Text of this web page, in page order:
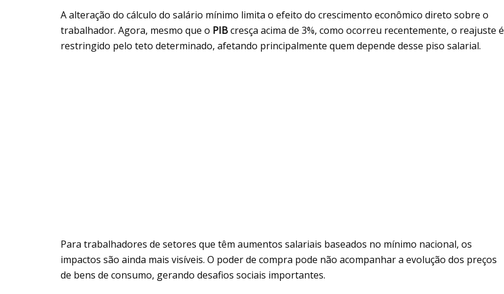
A alteração do cálculo do salário mínimo limita o efeito do crescimento econômico direto sobre o
trabalhador. Agora, mesmo que o PIBcresça acima de 3%, como ocorreu recentemente, o reajuste é
restringido pelo teto determinado, afetando principalmente quem depende desse piso salarial.
Para trabalhadores de setores que têm aumentos salariais baseados no mínimo nacional, os
impactos são ainda mais visíveis. O poder de compra pode não acompanhar a evolução dos preços
de bens de consumo, gerando desafios sociais importantes.